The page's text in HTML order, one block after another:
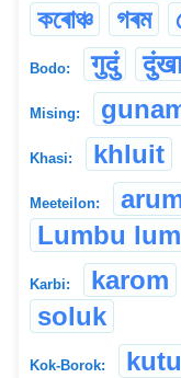
কৰোঞ্চ
গৰম
Bodo: गुदुं
Mising:
Khasi: khluit
Meeteilon:
Lumbu
Karbi: karom
soluk
Kok-Borok: